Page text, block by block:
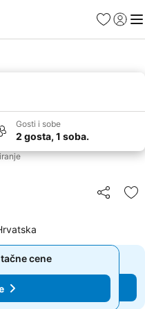
FavoritiPrijavi
Gosti i sobe
2 gosta, 1 soba.
Deli
cene
cene